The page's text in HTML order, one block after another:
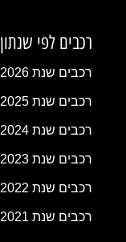
רכבים לפי שנתון
רכבים שנת 2026
רכבים שנת 2025
רכבים שנת 2024
רכבים שנת 2023
רכבים שנת 2022
רכבים שנת 2021